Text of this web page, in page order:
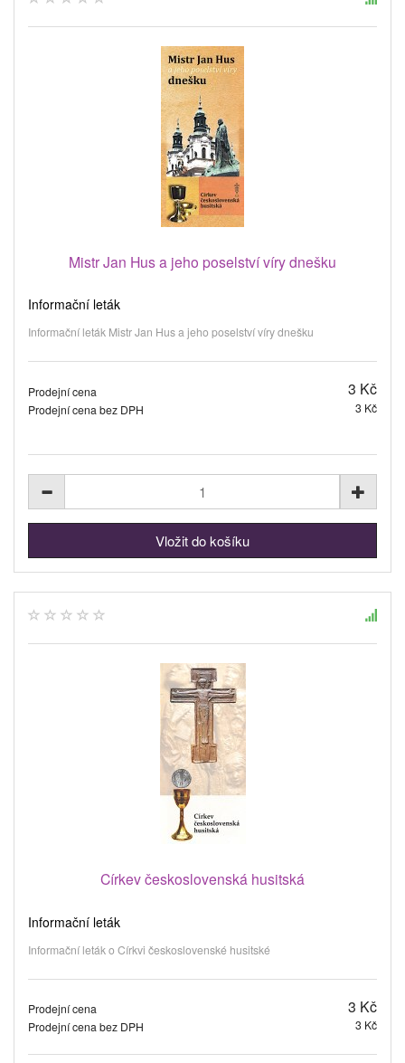
Mistr Jan Hus a jeho poselství víry dnešku
Informační leták
Informační leták Mistr Jan Hus a jeho poselství víry dnešku
Prodejní cena 3 Kč
Prodejní cena bez DPH 3 Kč
Církev československá husitská
Informační leták
Informační leták o Církvi československé husitské
Prodejní cena 3 Kč
Prodejní cena bez DPH 3 Kč